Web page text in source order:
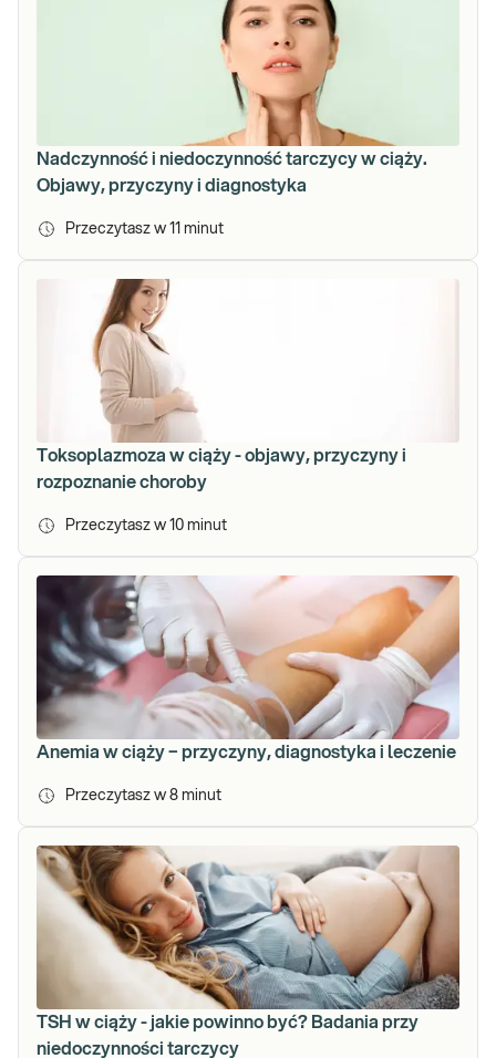
Nadczynność i niedoczynność tarczycy w ciąży.
Objawy, przyczyny i diagnostyka
Przeczytasz w 11 minut
Toksoplazmoza w ciąży - objawy, przyczyny i
rozpoznanie choroby
Przeczytasz w 10 minut
Anemia w ciąży − przyczyny, diagnostyka i leczenie
Przeczytasz w 8 minut
TSH w ciąży - jakie powinno być? Badania przy
niedoczynności tarczycy